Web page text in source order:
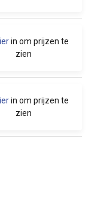
in om prijzen te
zien
in om prijzen te
zien